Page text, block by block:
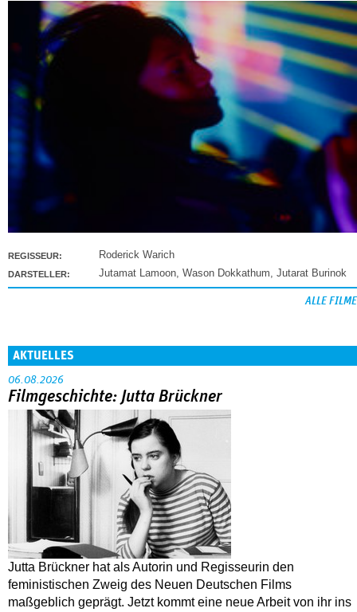
REGISSEUR: Roderick Warich
DARSTELLER: Jutamat Lamoon, Wason Dokkathum, Jutarat Burinok
ALLE FILME
AKTUELLES
06.08.2026
Filmgeschichte: Jutta Brückner
Jutta Brückner hat als Autorin und Regisseurin den
feministischen Zweig des Neuen Deutschen Films
maßgeblich geprägt. Jetzt kommt eine neue Arbeit von ihr ins